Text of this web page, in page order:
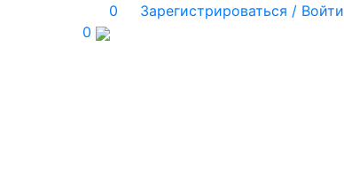
0
Зарегистрироваться / Войти
0